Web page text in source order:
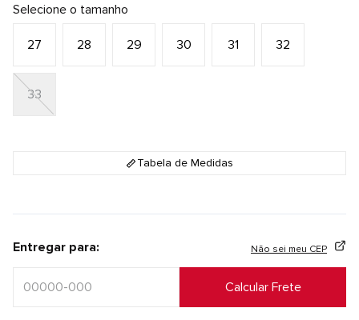
Selecione o tamanho
27 28 29 30 31 32
33
Tabela de Medidas
Entregar para: Não sei meu CEP